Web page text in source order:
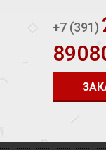
+7 (391)